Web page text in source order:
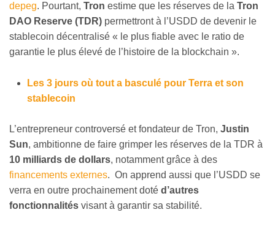
depeg. Pourtant, Tron estime que les réserves de la Tron
DAO Reserve (TDR) permettront à l’USDD de devenir le
stablecoin décentralisé « le plus fiable avec le ratio de
garantie le plus élevé de l’histoire de la blockchain ».
Les 3 jours où tout a basculé pour Terra et son
stablecoin
L’entrepreneur controversé et fondateur de Tron, Justin
Sun, ambitionne de faire grimper les réserves de la TDR à
10 milliards de dollars, notamment grâce à des
financements externes. On apprend aussi que l’USDD se
verra en outre prochainement doté d’autres
fonctionnalités visant à garantir sa stabilité.